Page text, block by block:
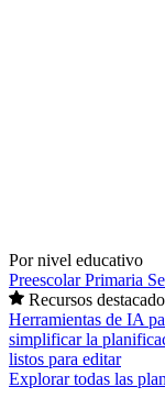
Por nivel educativo
PreescolarPrimaria
Recursos
Herramientas de IA
simplificar la
listos para editar
Explorar todas las